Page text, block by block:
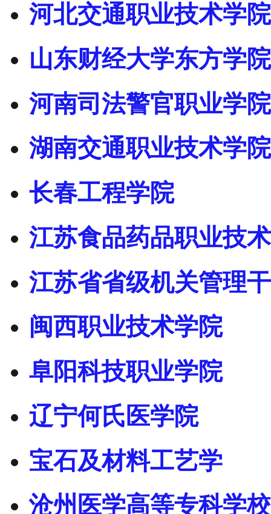
河北交通职业技术学院
山东财经大学东方学院
河南司法警官职业学院
湖南交通职业技术学院
长春工程学院
江苏食品药品职业技
江苏省省级机关管理
闽西职业技术学院
阜阳科技职业学院
辽宁何氏医学院
宝石及材料工艺学
沧州医学高等专科学校